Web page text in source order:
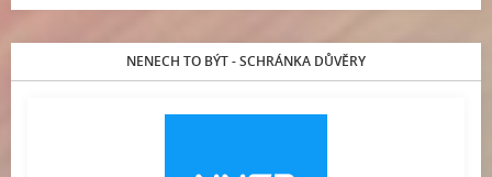
NENECH TO BÝT - SCHRÁNKA DŮVĚRY